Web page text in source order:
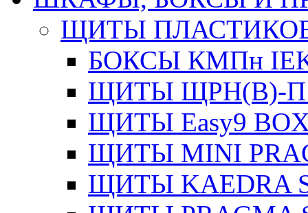
ЩИТЫ
БОКСЫ КМПн
ЩИТЫ ЩРН(В)-П
ЩИТЫ Easy9 BOX
ЩИТЫ MINI
ЩИТЫ KAEDRA